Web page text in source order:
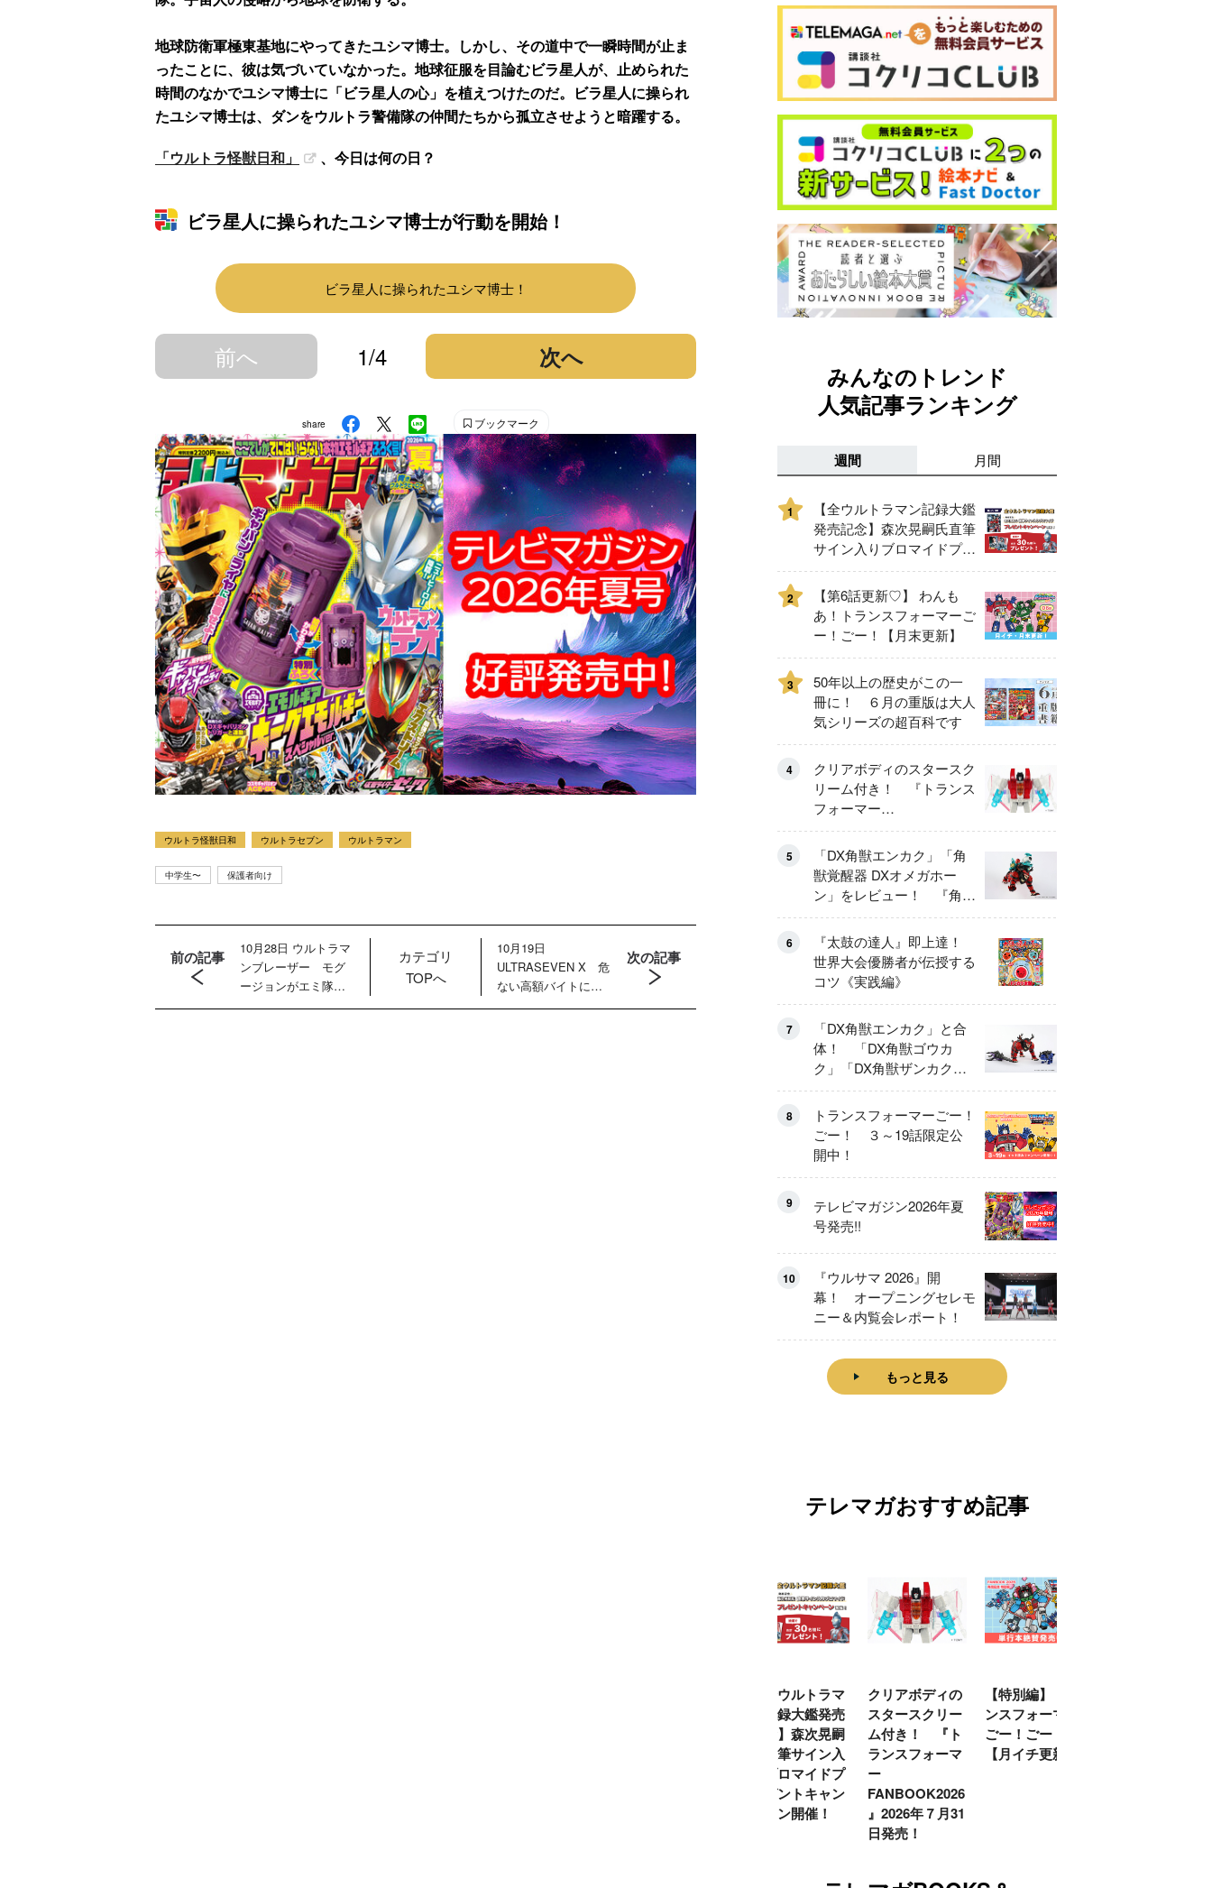
地球防衛軍極東基地にやってきたユシマ博士。しかし、その道中で一瞬時間が止ま
ったことに、彼は気づいていなかった。地球征服を目論むビラ星人が、止められた
時間のなかでユシマ博士に「ビラ星人の心」を植えつけたのだ。ビラ星人に操られ
たユシマ博士は、ダンをウルトラ警備隊の仲間たちから孤立させようと暗躍する。
「ウルトラ怪獣日和」
、今日は何の日？
ビラ星人に操られたユシマ博士が行動を開始！
ビラ星人に操られたユシマ博士！
前へ 1/4 次へ
share ブックマーク
ウルトラ怪獣日和 ウルトラセブン ウルトラマン
中学生〜 保護者向け
前の記事
10月28日 ウルトラマ
ンブレーザー モグ
ージョンがエミ隊員
に見せた幻とは？
カテゴリ
TOPへ
10月19日
ULTRASEVEN X 危
ない高額バイトに若
者が殺到！ 暗躍す
次の記事
みんなのトレンド
人気記事ランキング
週間 月間
1
【全ウルトラマン記録大鑑
発売記念】森次晃嗣氏直筆
サイン入りブロマイドプレ
ゼントキャンペーン開催！
2
【第6話更新♡】 わんも
あ！トランスフォーマーご
ー！ごー！【月末更新】
3
50年以上の歴史がこの一
冊に！ ６月の重版は大人
気シリーズの超百科です
4
クリアボディのスタースク
リーム付き！ 『トランス
フォーマー
FANBOOK2026』2026年
７月31日発売！
5
「DX角獣エンカク」「角
獣覚醒器 DXオメガホー
ン」をレビュー！ 『角醒
ハンター オメガホーン』
の玩具展開がスタート！
6
『太鼓の達人』即上達！
世界大会優勝者が伝授する
コツ《実践編》
7
「DX角獣エンカク」と合
体！ 「DX角獣ゴウカ
ク」「DX角獣ザンカク」
をレビュー！
8
トランスフォーマーごー！
ごー！ ３～19話限定公
開中！
9
テレビマガジン2026年夏
号発売!!
10
『ウルサマ 2026』開
幕！ オープニングセレモ
ニー＆内覧会レポート！
もっと見る
テレマガおすすめ記事
【全ウルトラマ
ン記録大鑑発売
記念】森次晃嗣
氏直筆サイン入
りブロマイドプ
レゼントキャン
ペーン開催！
クリアボディの
スタースクリー
ム付き！ 『ト
ランスフォーマ
ー
FANBOOK2026
』2026年７月31
日発売！
【特別編】トラ
ンスフォーマー
ごー！ごー！
【月イチ更新】